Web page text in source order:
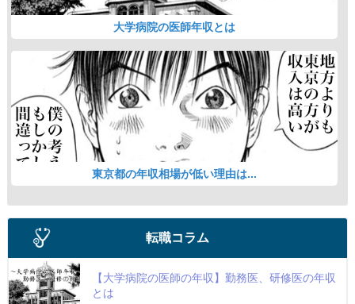
大学病院の医師年収とは
東京都の年収相場が低い理由は...
転職コラム
【大学病院の医師の年収】勤務医、研修医の年収
とは